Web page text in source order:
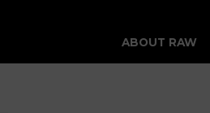
ABOUT RAW